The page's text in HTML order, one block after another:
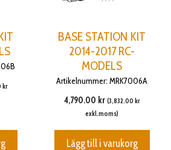
kr
BASE STATION KIT
2014-2017 RC-
MODELS
Artikelnummer: MRK7006A
4,790.00 kr (3,832.00 kr
exkl.moms)
Lägg till i varukorg